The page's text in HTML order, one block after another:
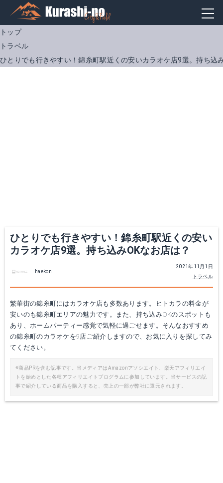
トップ
トラベル
ひとりでも行きやすい！錦糸町駅近くの安いカラオケ店9選。持ち込
ひとりでも行きやすい！錦糸町駅近くの安い
カラオケ店9選。持ち込みOKなお店は？
2021年11月1日
トラベル
haekon
繁華街の錦糸町にはカラオケ店も多数あります。ヒトカラの料金が
安いのも錦糸町エリアの魅力です。また、持ち込みOKのスポットも
あり、ホームパーティー感覚で気軽に過ごせます。そんなおすすめ
の錦糸町のカラオケを9店ご紹介しますので、お気に入りを探してみ
てください。
※商品PRを含む記事です。当メディアはAmazonアソシエイト、楽天アフィリエイ
トを始めとした各種アフィリエイトプログラムに参加しています。当サービスの記
事で紹介している商品を購入すると、売上の一部が弊社に還元されます。